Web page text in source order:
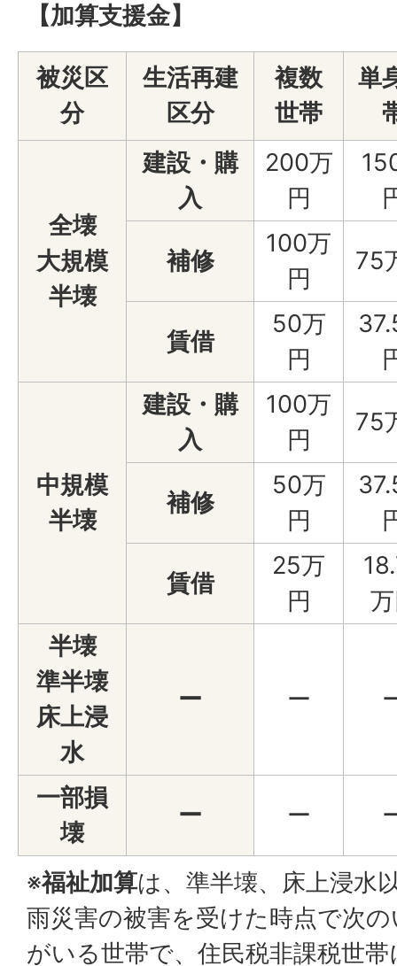
【加算支援金】
被災区
分
生活再建
区分
複数
世帯
単
全壊
大規模
半壊
建設・購
入
200万
円
補修
100万
円
75
賃借
50万
円
中規模
半壊
建設・購
入
100万
円
75
補修
50万
円
賃借
25万
円
半壊
準半壊
床上浸
水
ー ー
一部損
壊
ー ー
※福祉加算は、準半壊、床上浸水
雨災害の被害を受けた時点で次
がいる世帯で、住民税非課税世